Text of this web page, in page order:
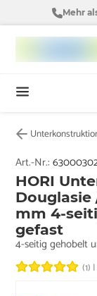
Mehr
Art.-Nr.:
HORI
Douglasie
mm 4-
gefast
4-seitig gehobelt
(1)